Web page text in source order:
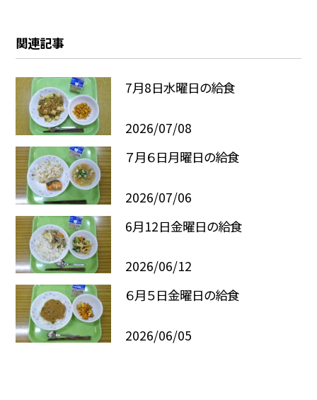
関連記事
7月8日水曜日の給食
2026/07/08
７月６日月曜日の給食
2026/07/06
6月12日金曜日の給食
2026/06/12
６月５日金曜日の給食
2026/06/05